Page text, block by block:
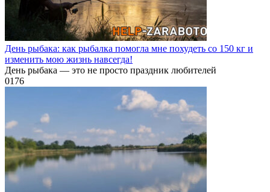
День рыбака: как рыбалка помогла мне похудеть со 150 кг и
изменить мою жизнь навсегда!
День рыбака — это не просто праздник любителей
0176